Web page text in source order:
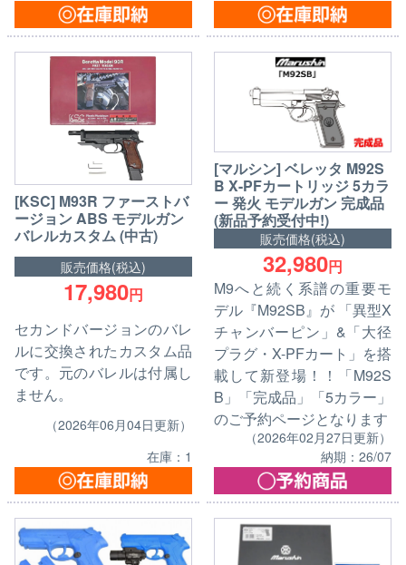
[KSC] M93R ファーストバ
ージョン ABS モデルガン
バレルカスタム (中古)
販売価格(税込)
17,980円
セカンドバージョンのバレ
ルに交換されたカスタム品
です。元のバレルは付属し
ません。
（2026年06月04日更新）
在庫：1
[マルシン] ベレッタ M92S
B X-PFカートリッジ 5カラ
ー 発火 モデルガン 完成品
(新品予約受付中!)
販売価格(税込)
32,980円
M9へと続く系譜の重要モ
デル『M92SB』が 「異型X
チャンバーピン」&「大径
プラグ・X-PFカート」を搭
載して新登場！！「M92S
B」「完成品」「5カラー」
のご予約ページとなります
（2026年02月27日更新）
納期：26/07